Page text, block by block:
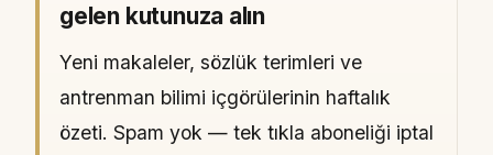
gelen kutunuza alın
Yeni makaleler, sözlük terimleri ve
antrenman bilimi içgörülerinin haftalık
özeti. Spam yok — tek tıkla aboneliği iptal